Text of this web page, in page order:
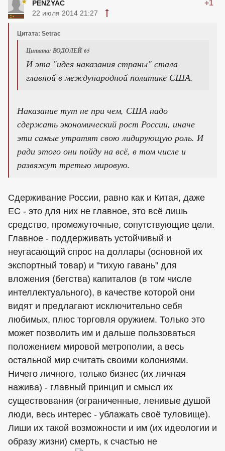
PENZYAC +1
22 июля 2014 21:27
Цитата: Setrac
Цитата: ВОДОЛЕЙ 65
И эта "идея наказания страны" стала
главной в международной политике США.
Наказание тут не при чем, США надо
сдержать экономический рост России, иначе
эти самые утратят свою лидирующую роль. И
ради этого они пойду на всё, в том числе и
развяжут третью мировую.
Сдерживание России, равно как и Китая, даже
ЕС - это для них не главное, это всё лишь
средство, промежуточные, сопутствующие цели.
Главное - поддерживать устойчивый и
неугасающий спрос на доллары (основной их
экспортный товар) и "тихую гавань" для
вложения (бегства) капиталов (в том числе
интеллектуального), в качестве которой они
видят и предлагают исключительно себя
любимых, плюс торговля оружием. Только это
может позволить им и дальше пользоваться
положением мировой метрополии, а весь
остальной мир считать своими колониями.
Ничего личного, только бизнес (их личная
нажива) - главный принцип и смысл их
существования (ограниченные, ленивые душой
люди, весь интерес - ублажать своё туловище).
Лиши их такой возможности и им (их идеологии и
образу жизни) смерть, к счастью не